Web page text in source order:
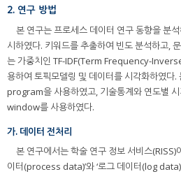
2. 연구 방법
본 연구는 프로세스 데이터 연구 동향을 분
시하였다. 키워드를 추출하여 빈도 분석하고,
는 가중치인 TF-IDF(Term Frequency-
용하여 토픽모델링 및 데이터를 시각화하였
program을 사용하였고, 기술통계와 연도별
window를 사용하였다.
가. 데이터 전처리
본 연구에서는 학술 연구 정보 서비스(RISS)
이터(process data)’와 ‘로그 데이터(log